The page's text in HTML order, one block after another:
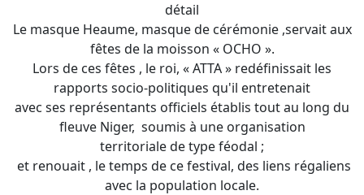
détail
Le masque Heaume, masque de cérémonie ,servait aux
fêtes de la moisson « OCHO ».
Lors de ces fêtes , le roi, « ATTA » redéfinissait les
rapports socio-politiques qu'il entretenait
avec ses représentants officiels établis tout au long du
fleuve Niger, soumis à une organisation
territoriale de type féodal ;
et renouait , le temps de ce festival, des liens régaliens
avec la population locale.